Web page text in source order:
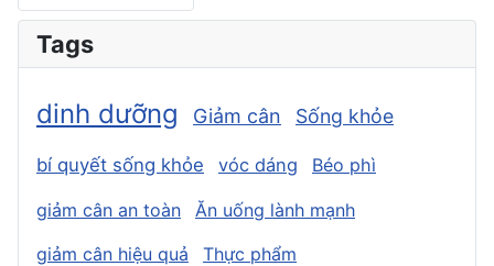
Tags
dinh dưỡng Giảm cân Sống khỏe
bí quyết sống khỏe vóc dáng Béo phì
giảm cân an toàn
Ăn uống lành mạnh
giảm cân hiệu quả
Thực phẩm